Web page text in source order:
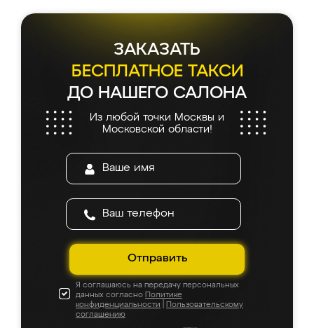
ЗАКАЗАТЬ
БЕСПЛАТНОЕ ТАКСИ
ДО НАШЕГО САЛОНА
Из любой точки Москвы и
Московской области!
Отправить
Я соглашаюсь на передачу персональных
данных согласно Политике
конфиденциальности
Пользовательскому
соглашению